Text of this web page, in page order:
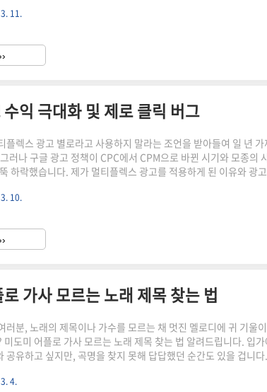
시보타주의 정의와 역사적 배경 이러한 행위는 초기 산업 혁명 기
시간이 지나면서 다양한 형태와 방법으로 진화했습니다. 초기에
제적 동기에서 비롯되었지만, 점차 정치적, 사회적 ..
11.
익 극대화 및 제로 클릭 버그
플렉스 광고 별로라고 사용하지 말라는 조언을 받아들여 일 년 가
러나 구글 광고 정책이 CPC에서 CPM으로 바뀐 시기와 모종의
하락했습니다. 제가 멀티플렉스 광고를 적용하게 된 이유와 광
이던 티스토리 블로그 5개가 모조리 셧다운 되었습니다. 미리 한
니 수입이 날 리가 없겠죠. 천 명 유입에 클릭이 제로에 수렴하더
글 정책(CPC→ CPM 변화) 때문인지, ..
10.
가사 모르는 노래 제목 찾는 법
러분, 노래의 제목이나 가수를 모르는 채 멋진 멜로디에 귀 기울
미도미 어플로 가사 모르는 노래 제목 찾는 법 알려드립니다. 입
공유하고 싶지만, 곡명을 찾지 못해 답답했던 순간도 있을 겁니
도미 Midomi 어플리케이션을 활용하는 방법에 대해 소개해드리
4.